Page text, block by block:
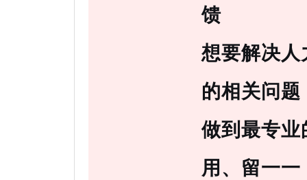
馈
想要解决
的相关问题
做到最专
用、留一一